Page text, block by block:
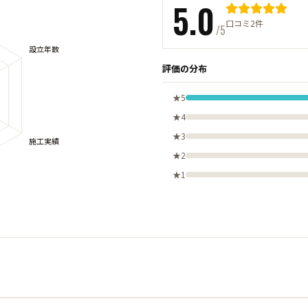
5.0 /5口コミ2件
評価の分布
★5
★4
★3
★2
★1